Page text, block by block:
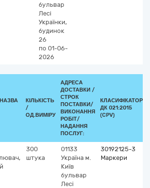
бульвар
Лесі
Українки,
будинок
26
по 01-06-
2026
КІЛЬКІСТЬ
/
ОД.ВИМІРУ
АДРЕСА
ДОСТАВКИ /
СТРОК
ПОСТАВКИ/
ВИКОНАННЯ
РОБІТ/
НАДАННЯ
ПОСЛУГ:
КЛАСИФІКАТОР
ДК 021:2015
(CPV)
300
штука
01133
Україна м.
Київ
бульвар
Лесі
30192125-3
Маркери